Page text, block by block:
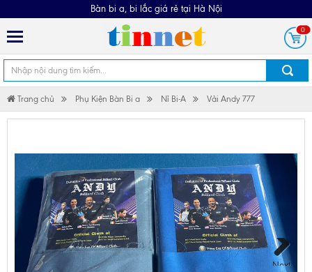
Bàn bi a, bi lắc giá rẻ tại Hà Nội
0
Trang chủ Phụ Kiện Bàn Bi a Nỉ Bi-A Vải Andy 777
Next